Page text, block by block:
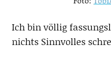
Ich bin völlig
nichts Sinnvolles